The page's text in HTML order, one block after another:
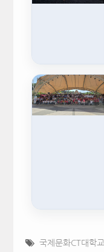
국제문화CT대학교